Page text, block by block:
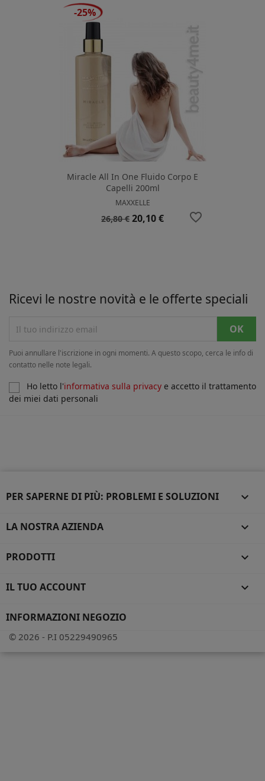
Miracle All In One Fluido Corpo E
Capelli 200ml
MAXXELLE
Prezzo
26,80 € Prezzo
20,10 €
-25%
favorite_border
Ricevi le nostre novità e le offerte speciali
Puoi annullare l'iscrizione in ogni momenti. A questo scopo, cerca le info di
contatto nelle note legali.
Ho letto l'informativa sulla privacy e accetto il trattamento
dei miei dati personali
PER SAPERNE DI PIÙ: PROBLEMI E SOLUZIONI 
LA NOSTRA AZIENDA 
PRODOTTI 
IL TUO ACCOUNT 
INFORMAZIONI NEGOZIO
© 2026 - P.I 05229490965